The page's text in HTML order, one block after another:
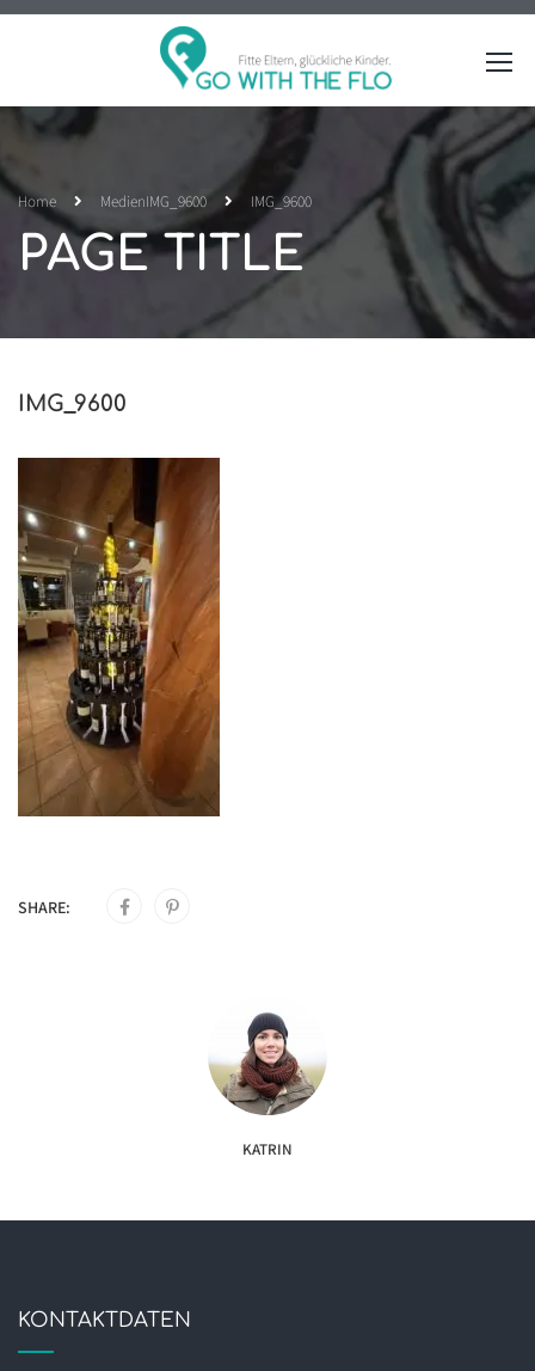
Home MedienIMG_9600 IMG_9600
PAGE TITLE
IMG_9600
SHARE:
KATRIN
KONTAKTDATEN